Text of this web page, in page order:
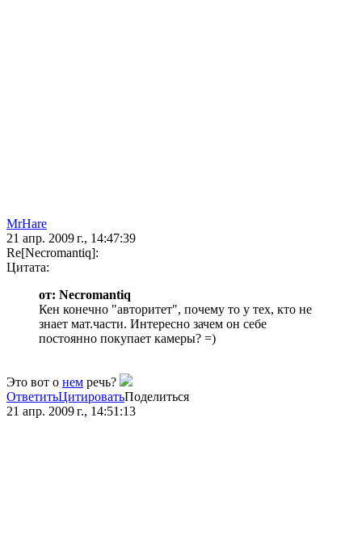
MrHare
21 апр. 2009 г., 14:47:39
Re[Necromantiq]:
Цитата:
от: Necromantiq
Кен конечно "авторитет", почему то у тех, кто не
знает мат.части. Интересно зачем он себе
постоянно покупает камеры? =)
Это вот о нем речь?
ОтветитьЦитироватьПоделиться
21 апр. 2009 г., 14:51:13